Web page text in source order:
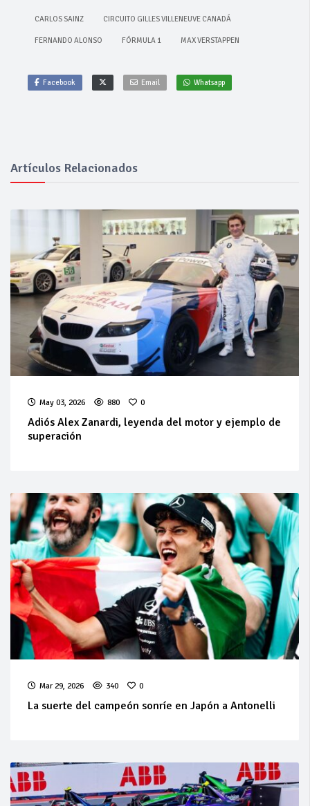
CARLOS SAINZ CIRCUITO GILLES VILLENEUVE CANADÁ
FERNANDO ALONSO FÓRMULA 1 MAX VERSTAPPEN
Facebook Email Whatsapp
Artículos Relacionados
May 03, 2026 880 0
Adiós Alex Zanardi, leyenda del motor y ejemplo de
superación
Mar 29, 2026 340 0
La suerte del campeón sonríe en Japón a Antonelli